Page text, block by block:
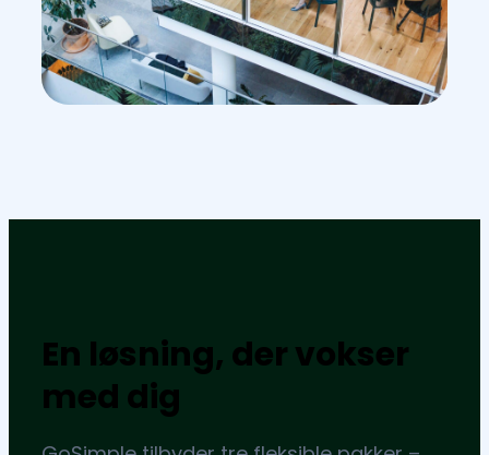
En løsning, der vokser
med dig